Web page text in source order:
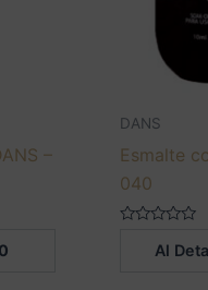
–
DANS
Esmalte
040
Al